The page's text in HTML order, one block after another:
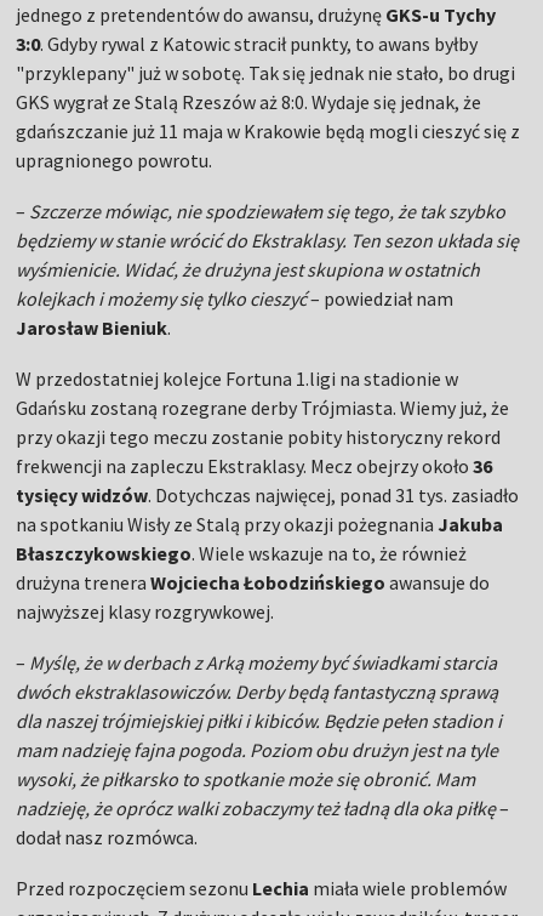
jednego z pretendentów do awansu, drużynę GKS-u Tychy
3:0. Gdyby rywal z Katowic stracił punkty, to awans byłby
"przyklepany" już w sobotę. Tak się jednak nie stało, bo drugi
GKS wygrał ze Stalą Rzeszów aż 8:0. Wydaje się jednak, że
gdańszczanie już 11 maja w Krakowie będą mogli cieszyć się z
upragnionego powrotu.
– Szczerze mówiąc, nie spodziewałem się tego, że tak szybko
będziemy w stanie wrócić do Ekstraklasy. Ten sezon układa się
wyśmienicie. Widać, że drużyna jest skupiona w ostatnich
kolejkach i możemy się tylko cieszyć– powiedział nam
Jarosław Bieniuk.
W przedostatniej kolejce Fortuna 1.ligi na stadionie w
Gdańsku zostaną rozegrane derby Trójmiasta. Wiemy już, że
przy okazji tego meczu zostanie pobity historyczny rekord
frekwencji na zapleczu Ekstraklasy. Mecz obejrzy około36
tysięcy widzów. Dotychczas najwięcej, ponad 31 tys. zasiadło
na spotkaniu Wisły ze Stalą przy okazji pożegnania Jakuba
Błaszczykowskiego. Wiele wskazuje na to, że również
drużyna treneraWojciecha Łobodzińskiego awansuje do
najwyższej klasy rozgrywkowej.
– Myślę, że w derbach z Arką możemy być świadkami starcia
dwóch ekstraklasowiczów. Derby będą fantastyczną sprawą
dla naszej trójmiejskiej piłki i kibiców. Będzie pełen stadion i
mam nadzieję fajna pogoda. Poziom obu drużyn jest na tyle
wysoki, że piłkarsko to spotkanie może się obronić. Mam
nadzieję, że oprócz walki zobaczymy też ładną dla oka piłkę–
dodał nasz rozmówca.
Przed rozpoczęciem sezonu Lechia miała wiele problemów